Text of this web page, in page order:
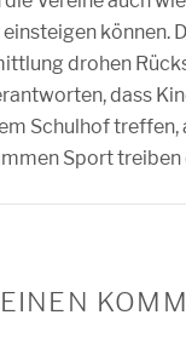
können.
drohen
dass
Schulhof treffen,
Sport treiben